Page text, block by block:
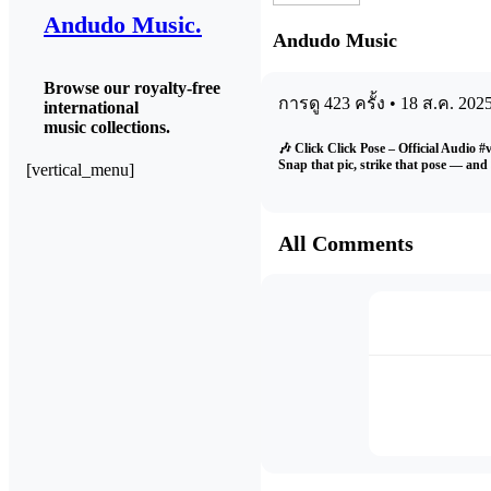
AndudoAndudo Music.
Browse our royalty-free
international
music collections.
[vertical_menu]
Andudo Music
การดู 423 ครั้ง • 18 ส.ค.
🎶 Click Click Pose – Official Audio
Snap that pic, strike that pose — and
All Comments